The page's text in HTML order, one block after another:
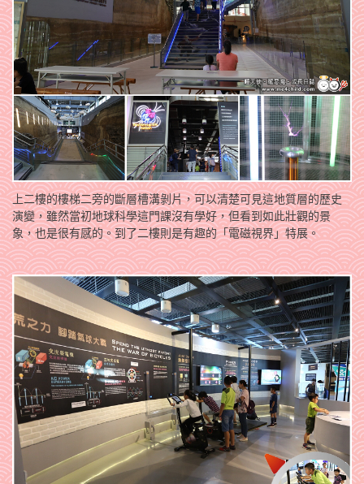
上二樓的樓梯二旁的斷層槽溝剝片，可以清楚可見這地質層的歷史
演變，雖然當初地球科學這門課沒有學好，但看到如此壯觀的景
象，也是很有感的。到了二樓則是有趣的「電磁視界」特展。